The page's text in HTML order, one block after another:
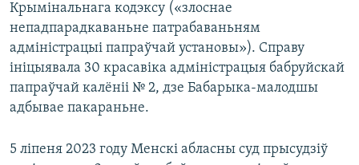
Крымінальнага кодэксу («злоснае
непадпарадкаваньне патрабаваньням
адміністрацыі папраўчай установы»). Справу
ініцыявала 30 красавіка адміністрацыя бабруйскай
папраўчай калёніі № 2, дзе Бабарыка-малодшы
адбывае пакараньне.
5 ліпеня 2023 году Менскі абласны суд прысудзіў